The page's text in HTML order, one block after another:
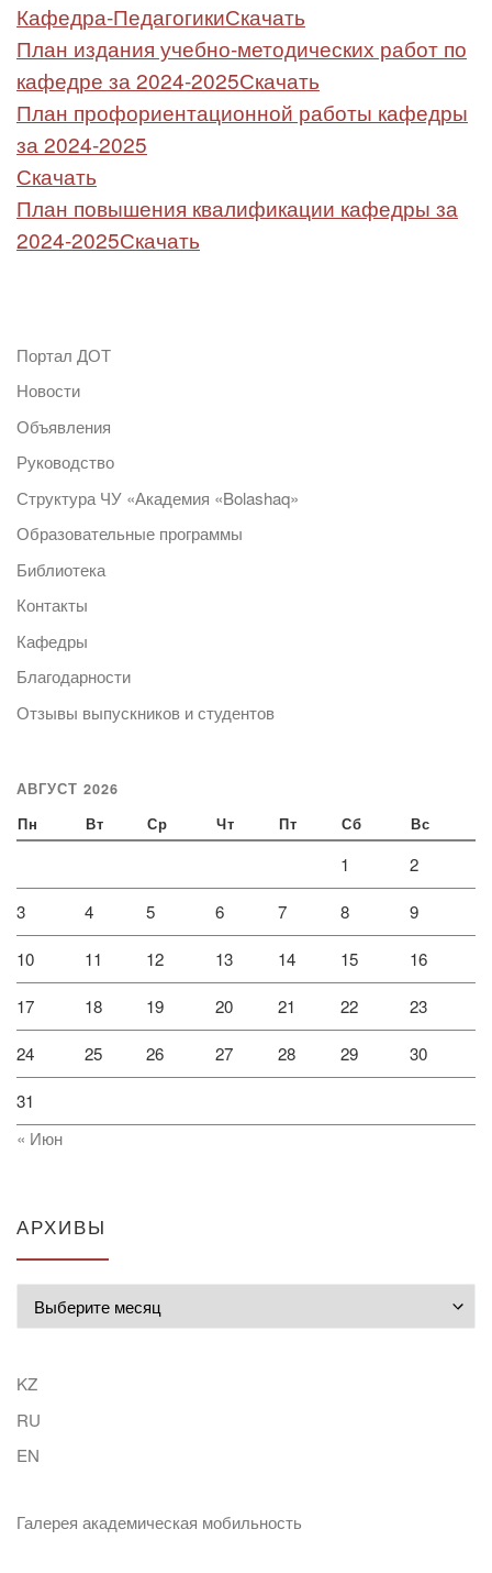
Кафедра-ПедагогикиСкачать
План издания учебно-методических работ по
кафедре за 2024-2025Скачать
План профориентационной работы кафедры
за 2024-2025
Скачать
План повышения квалификации кафедры за
2024-2025Скачать
Портал ДОТ
Новости
Объявления
Руководство
Структура ЧУ «Академия «Bolashaq»
Образовательные программы
Библиотека
Контакты
Кафедры
Благодарности
Отзывы выпускников и студентов
АВГУСТ 2026
Пн Вт Ср Чт Пт Сб Вс
1 2
3 4 5 6 7 8 9
10 11 12 13 14 15 16
17 18 19 20 21 22 23
24 25 26 27 28 29 30
31
« Июн
АРХИВЫ
KZ
RU
EN
Галерея академическая мобильность